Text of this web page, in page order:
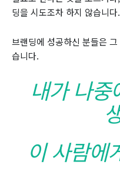
딩을 시도조차 하지 않습니다.
브랜딩에 성공하신 분들은
습니다.
내가 나중
이 사람에